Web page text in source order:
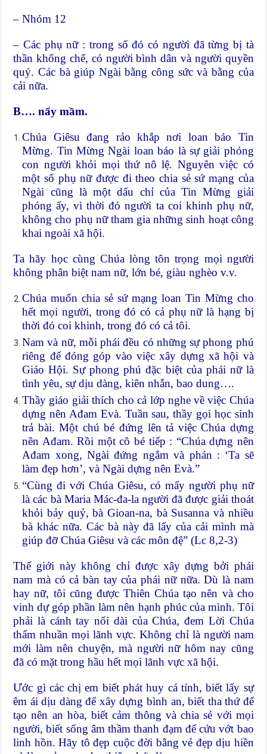
– Nhóm 12
– Các phụ nữ : trong số đó có người đã từng bị tà
thần khống chế, có người bình dân và người quyền
quý. Các bà giúp Ngài bằng công sức và bằng của
cải nữa.
B…. nẩy mầm.
Chúa Giêsu đang rảo khắp nơi loan báo Tin
Mừng. Tin Mừng Ngài loan báo là sự giải phóng
con người khỏi mọi thứ nô lệ. Nguyên việc có
một số phụ nữ được đi theo chia sẻ sứ mạng của
Ngài cũng là một dấu chỉ của Tin Mừng giải
phóng ấy, vì thời đó người ta coi khinh phụ nữ,
không cho phụ nữ tham gia những sinh hoạt công
khai ngoài xã hội.
Ta hãy học cùng Chúa lòng tôn trọng mọi người
không phân biệt nam nữ, lớn bé, giàu nghèo v.v.
Chúa muốn chia sẻ sứ mạng loan Tin Mừng cho
hết mọi người, trong đó có cả phụ nữ là hạng bị
thời đó coi khinh, trong đó có cả tôi.
Nam và nữ, mỗi phái đều có những sự phong phú
riêng để đóng góp vào việc xây dựng xã hội và
Giáo Hội. Sự phong phú đặc biệt của phái nữ là
tình yêu, sự dịu dàng, kiên nhẫn, bao dung….
Thầy giáo giải thích cho cả lớp nghe về việc Chúa
dựng nên Ađam Evà. Tuần sau, thầy gọi học sinh
trả bài. Một chú bé đứng lên tả việc Chúa dựng
nên Ađam. Rồi một cô bé tiếp : “Chúa dựng nên
Ađam xong, Ngài đứng ngắm và phán : ‘Ta sẽ
làm đẹp hơn’, và Ngài dựng nên Evà.”
“Cùng đi với Chúa Giêsu, có mấy người phụ nữ
là các bà Maria Mác-đa-la người đã được giải thoát
khỏi bảy quỷ, bà Gioan-na, bà Susanna và nhiều
bà khác nữa. Các bà này đã lấy của cải mình mà
giúp đỡ Chúa Giêsu và các môn đệ” (Lc 8,2-3)
Thế giới này không chỉ được xây dựng bởi phái
nam mà có cả bàn tay của phái nữ nữa. Dù là nam
hay nữ, tôi cũng được Thiên Chúa tạo nên và cho
vinh dự góp phần làm nên hạnh phúc của mình. Tôi
phải là cánh tay nối dài của Chúa, đem Lời Chúa
thấm nhuần mọi lãnh vực. Không chỉ là người nam
mới làm nên chuyện, mà người nữ hôm nay cũng
đã có mặt trong hầu hết mọi lãnh vực xã hội.
Ước gì các chị em biết phát huy cá tính, biết lấy sự
êm ái dịu dàng để xây dựng bình an, biết tha thứ để
tạo nên an hòa, biết cảm thông và chia sẻ với mọi
người, biết sống âm thầm thanh đạm để cứu vớt bao
linh hồn. Hãy tô đẹp cuộc đời bằng vẻ đẹp dịu hiền